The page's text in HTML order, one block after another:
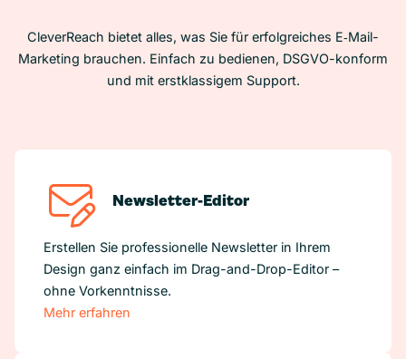
CleverReach bietet alles, was Sie für erfolgreiches E‑Mail-
Marketing brauchen. Einfach zu bedienen, DSGVO-konform
und mit erstklassigem Support.
Newsletter-Editor
Erstellen Sie professionelle Newsletter in Ihrem
Design ganz einfach im Drag-and-Drop-Editor –
ohne Vorkenntnisse.
Mehr erfahren